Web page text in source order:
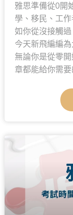
雅思準備從0開
學、移民、工
如你從沒接觸
今天新飛編編
無論你是從零
章都能給你需要